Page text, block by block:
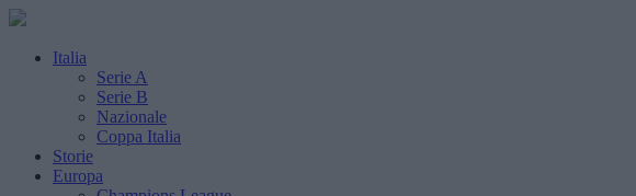
Italia
Serie A
Serie B
Nazionale
Coppa Italia
Storie
Europa